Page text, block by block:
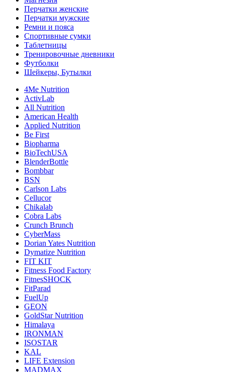
Перчатки женские
Перчатки мужские
Ремни и пояса
Спортивные сумки
Таблетницы
Тренировочные дневники
Футболки
Шейкеры, Бутылки
4Me Nutrition
ActivLab
All Nutrition
American Health
Applied Nutrition
Be First
Biopharma
BioTechUSA
BlenderBottle
Bombbar
BSN
Carlson Labs
Cellucor
Chikalab
Cobra Labs
Crunch Brunch
CyberMass
Dorian Yates Nutrition
Dymatize Nutrition
FIT KIT
Fitness Food Factory
FitnesSHOCK
FitParad
FuelUp
GEON
GoldStar Nutrition
Himalaya
IRONMAN
ISOSTAR
KAL
LIFE Extension
MADMAX